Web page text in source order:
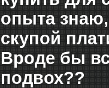
опыта
скупой
Вроде бы
подвох??